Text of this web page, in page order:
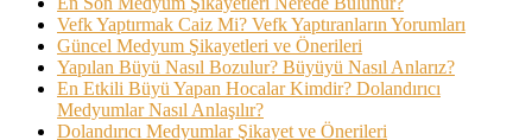
Vefk Yaptırmak Caiz Mi? Vefk Yaptıranların Yorumları
Güncel Medyum Şikayetleri ve Önerileri
Yapılan Büyü Nasıl Bozulur? Büyüyü Nasıl Anlarız?
En Etkili Büyü Yapan Hocalar Kimdir? Dolandırıcı
Medyumlar Nasıl Anlaşılır?
Dolandırıcı Medyumlar Şikayet ve Önerileri